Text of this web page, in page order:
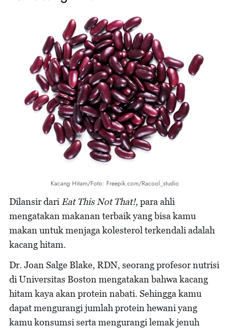
Kacang Hitam/Foto: Freepik.com/Racool_studio
Dilansir dari Eat This Not That!, para ahli
mengatakan makanan terbaik yang bisa kamu
makan untuk menjaga kolesterol terkendali adalah
kacang hitam.
Dr. Joan Salge Blake, RDN, seorang profesor nutrisi
di Universitas Boston mengatakan bahwa kacang
hitam kaya akan protein nabati. Sehingga kamu
dapat mengurangi jumlah protein hewani yang
kamu konsumsi serta mengurangi lemak jenuh